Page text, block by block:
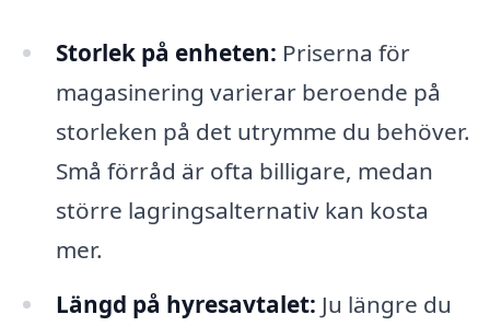
Storlek på enheten: Priserna för
magasinering varierar beroende på
storleken på det utrymme du behöver.
Små förråd är ofta billigare, medan
större lagringsalternativ kan kosta
mer.
Längd på hyresavtalet: Ju längre du